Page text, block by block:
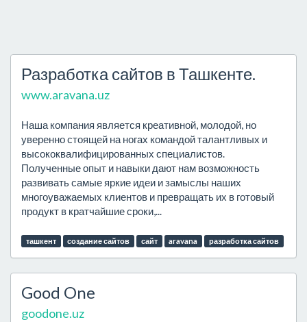
Разработка сайтов в Ташкенте.
www.aravana.uz
Наша компания является креативной, молодой, но
уверенно стоящей на ногах командой талантливых и
высококвалифицированных специалистов.
Полученные опыт и навыки дают нам возможность
развивать самые яркие идеи и замыслы наших
многоуважаемых клиентов и превращать их в готовый
продукт в кратчайшие сроки,...
ташкент создание сайтов сайт aravana разработка сайтов
Good One
goodone.uz